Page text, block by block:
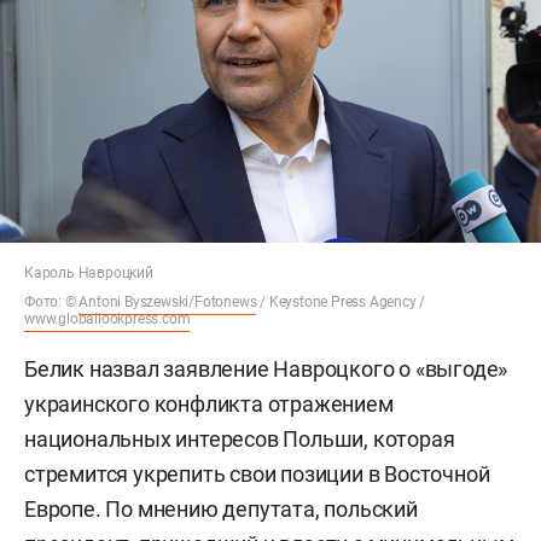
Кароль Навроцкий
Фото: ©Antoni Byszewski/Fotonews/ Keystone Press Agency /
www.globallookpress.com
Белик назвал заявление Навроцкого о «выгоде»
украинского конфликта отражением
национальных интересов Польши, которая
стремится укрепить свои позиции в Восточной
Европе. По мнению депутата, польский